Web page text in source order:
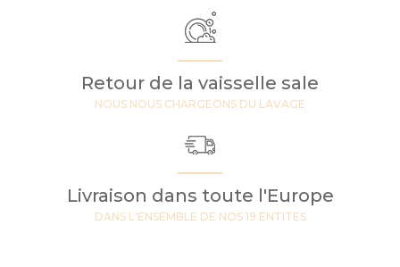
Retour de la vaisselle sale
NOUS NOUS CHARGEONS DU LAVAGE
Livraison dans toute l'Europe
DANS L'ENSEMBLE DE NOS 19 ENTITES